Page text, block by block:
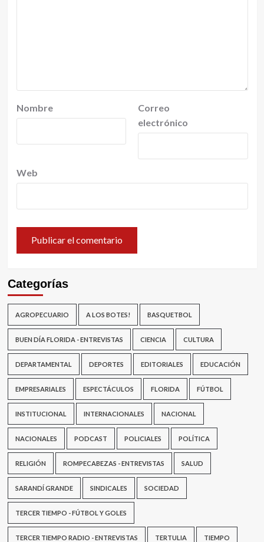
Nombre
Correo
electrónico
Web
Categorías
AGROPECUARIO A LOS BOTES! BASQUETBOL
BUEN DÍA FLORIDA - ENTREVISTAS CIENCIA CULTURA
DEPARTAMENTAL DEPORTES EDITORIALES EDUCACIÓN
EMPRESARIALES ESPECTÁCULOS FLORIDA FÚTBOL
INSTITUCIONAL INTERNACIONALES NACIONAL
NACIONALES PODCAST POLICIALES POLÍTICA
RELIGIÓN ROMPECABEZAS - ENTREVISTAS SALUD
SARANDÍ GRANDE SINDICALES SOCIEDAD
TERCER TIEMPO - FÚTBOL Y GOLES
TERCER TIEMPO RADIO - ENTREVISTAS TERTULIA TIEMPO